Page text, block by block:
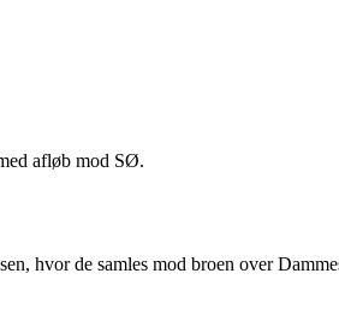
afløb mod SØ.
hvor de samles mod broen over